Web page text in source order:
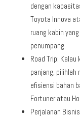
dengan
Toyota Innova
ruang kabin
penumpang.
Road Trip:
panjang, pilihlah
efisiensi bahan
Fortuner atau
Perjalanan